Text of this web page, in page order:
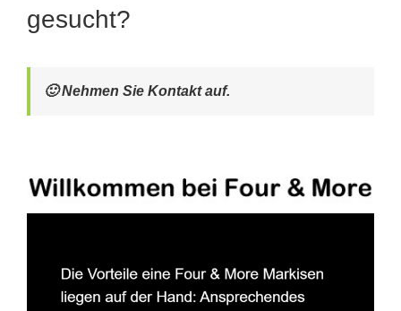
gesucht?
🙂 Nehmen Sie Kontakt auf.